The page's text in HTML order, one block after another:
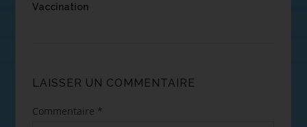
Vaccination
LAISSER UN COMMENTAIRE
Commentaire *